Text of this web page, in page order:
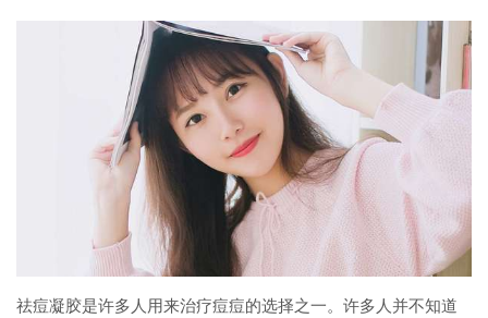
祛痘凝胶是许多人用来治疗痘痘的选择之一。许多人并不知道